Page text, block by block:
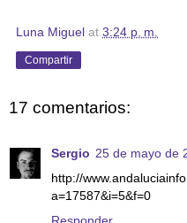
Luna Miguel at 3:24 p. m.
Compartir
17 comentarios:
Sergio 25 de mayo de
http://
a=17587&i=5&f=0